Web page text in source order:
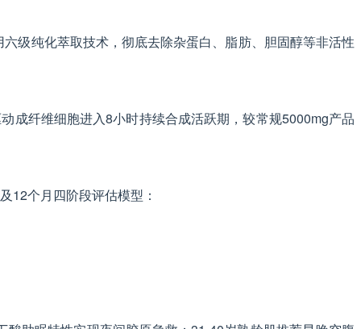
级纯化萃取技术，彻底去除杂蛋白、脂肪、胆固醇等非活性
成纤维细胞进入8小时持续合成活跃期，较常规5000mg产品
12个月四阶段评估模型：